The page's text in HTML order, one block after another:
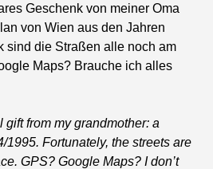
Geschenk von meiner Oma
von Wien aus den Jahren
sind die Straßen alle noch am
Maps? Brauche ich alles
from my grandmother: a
1995. Fortunately, the streets are
GPS? Google Maps? I don’t